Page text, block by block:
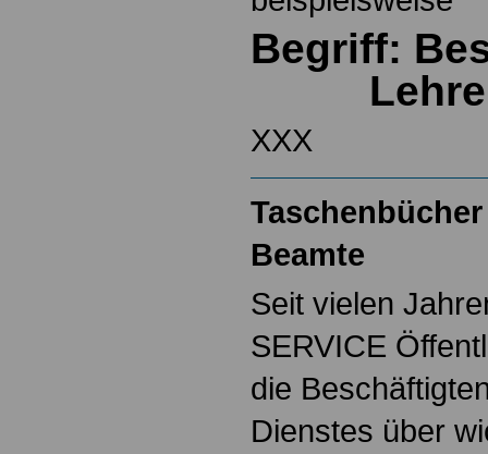
Begriff:
XXX
Beamte
Seit vielen
SERVICE
die
Dienstes über